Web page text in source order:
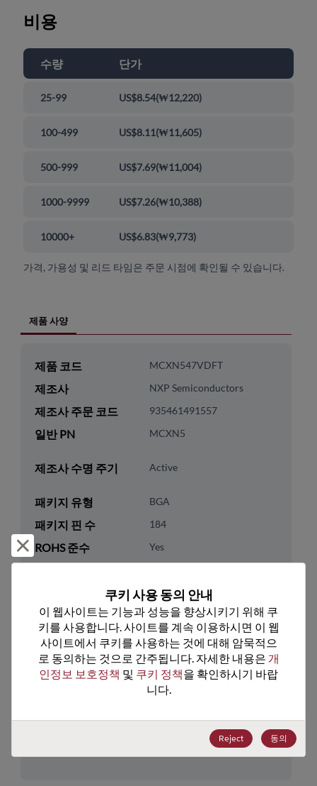
비용
수량 단가
25-99 US$8.54(₩12,220)
100-499 US$8.11(₩11,605)
500-999 US$7.69(₩11,004)
1000-9999 US$7.26(₩10,388)
10000+ US$6.83(₩9,773)
가격, 가용성 및 리드 타임은 주문 시점에 확인될 수 있습니다.
제품 사양
제품 코드 MCXN547VDFT
제조사 NXP Semiconductors
제조사 주문 코드 935461491557
일반 PN MCXN5
제조사 수명 주기 Active
패키지 유형 BGA
패키지 핀 수 184
ROHS 준수 Yes
Tray
패키지 수량 260
기술 카테고리 Processor & Peripheral
기술 하위 카테고리 MCU & MPU
32-Bit
거부 및 닫기
쿠키 사용 동의 안내
이 웹사이트는 기능과 성능을 향상시키기 위해 쿠
키를 사용합니다. 사이트를 계속 이용하시면 이 웹
사이트에서 쿠키를 사용하는 것에 대해 암묵적으
로 동의하는 것으로 간주됩니다. 자세한 내용은 개
인정보 보호정책 및 쿠키 정책을 확인하시기 바랍
니다.
Reject 동의